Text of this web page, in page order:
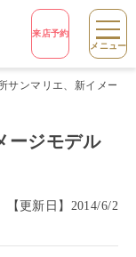
来店予約
メニュー
サンマリエ、新イメージ
ージモデル
【更新日】 2014/6/2